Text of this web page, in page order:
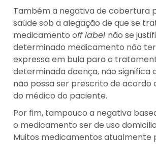
Também a negativa de cobertura
saúde sob a alegação de que se
medicamento off label não se
determinado medicamento não
expressa em bula para o
determinada doença, não significa
não possa ser prescrito de acordo
do médico do paciente.
Por fim, tampouco a negativa
o medicamento ser de uso
Muitos medicamentos atualmente